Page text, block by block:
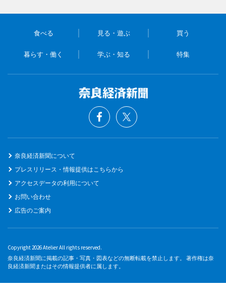
食べる 見る・遊ぶ 買う
暮らす・働く 学ぶ・知る 特集
奈良経済新聞について
プレスリリース・情報提供はこちらから
アクセスデータの利用について
お問い合わせ
広告のご案内
Copyright 2026 Atelier All rights reserved.
奈良経済新聞に掲載の記事・写真・図表などの無断転載を禁止します。 著作権は奈
良経済新聞またはその情報提供者に属します。